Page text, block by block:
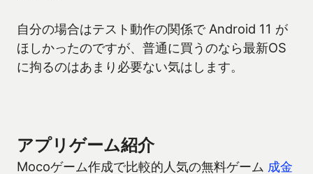
自分の場合はテスト動作の関係で Android 11 が
ほしかったのですが、普通に買うのなら最新OS
に拘るのはあまり必要ない気はします。
アプリゲーム紹介
Mocoゲーム作成で比較的人気の無料ゲーム 成金